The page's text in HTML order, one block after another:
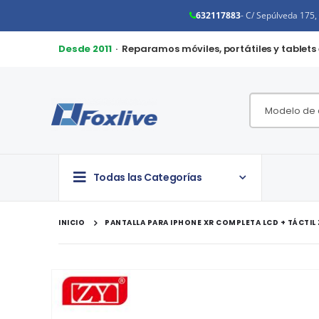
632117883- C/ Sepúlveda
Desde 2011· Reparamos móviles, portátiles y tablets
Todas las Categorías
INICIO PANTALLA PARA IPHONE XR COMPLETA LCD + TÁCTIL
Saltar